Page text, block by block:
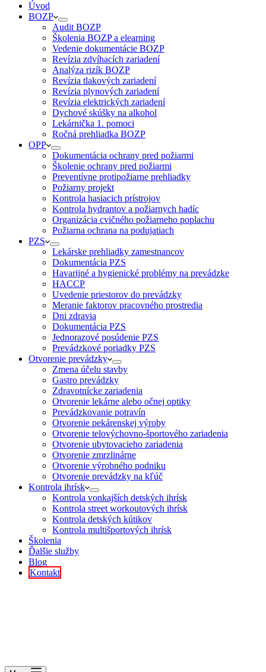
Úvod
BOZP
Audit BOZP
Školenia BOZP a elearning
Vedenie dokumentácie BOZP
Revízia zdvíhacích zariadení
Analýza rizík BOZP
Revízia tlakových zariadení
Revízia plynových zariadení
Revízia elektrických zariadení
Dychové skúšky na alkohol
Lekárnička 1. pomoci
Ročná prehliadka BOZP
OPP
Dokumentácia ochrany pred požiarmi
Školenie ochrany pred požiarmi
Preventívne protipožiarne prehliadky
Požiarny projekt
Kontrola hasiacich prístrojov
Kontrola hydrantov a požiarnych hadíc
Organizácia cvičného požiarneho poplachu
Požiarna ochrana na podujatiach
PZS
Lekárske prehliadky zamestnancov
Dokumentácia PZS
Havarijné a hygienické problémy na prevádzke
HACCP
Uvedenie priestorov do prevádzky
Meranie faktorov pracovného prostredia
Dni zdravia
Dokumentácia PZS
Jednorazové posúdenie PZS
Prevádzkové poriadky PZS
Otvorenie prevádzky
Zmena účelu stavby
Gastro prevádzky
Zdravotnícke zariadenia
Otvorenie lekárne alebo očnej optiky
Prevádzkovanie potravín
Otvorenie pekárenskej výroby
Otvorenie telovýchovno-športového zariadenia
Otvorenie ubytovacieho zariadenia
Otvorenie zmrzlinárne
Otvorenie výrobného podniku
Otvorenie prevádzky na kľúč
Kontrola ihrísk
Kontrola vonkajších detských ihrísk
Kontrola street workoutových ihrísk
Kontrola detských kútikov
Kontrola multišportových ihrísk
Školenia
Ďalšie služby
Blog
Kontakt